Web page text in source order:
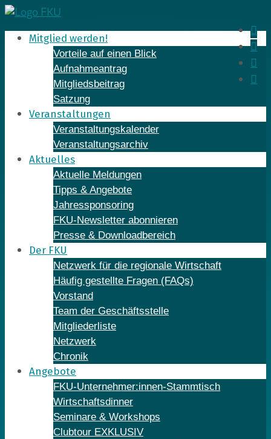
Skip
to
contentMitglied werden!
Vorteile auf einen Blick
Aufnahmeantrag
Mitgliedsbeitrag
Satzung
Veranstaltungen
Veranstaltungskalender
Veranstaltungsarchiv
Aktuelles
Aktuelle Meldungen
Tipps & Angebote
Jahressponsoring
FKU-Newsletter abonnieren
Presse & Downloadbereich
Der FKU
Netzwerk für die regionale Wirtschaft
Häufig gestellte Fragen (FAQs)
Vorstand
Team der Geschäftsstelle
Mitgliederliste
Netzwerk
Chronik
Angebote
FKU-Unternehmer:innen-Stammtisch
Wirtschaftsdinner
Seminare & Workshops
Clubtour EXKLUSIV